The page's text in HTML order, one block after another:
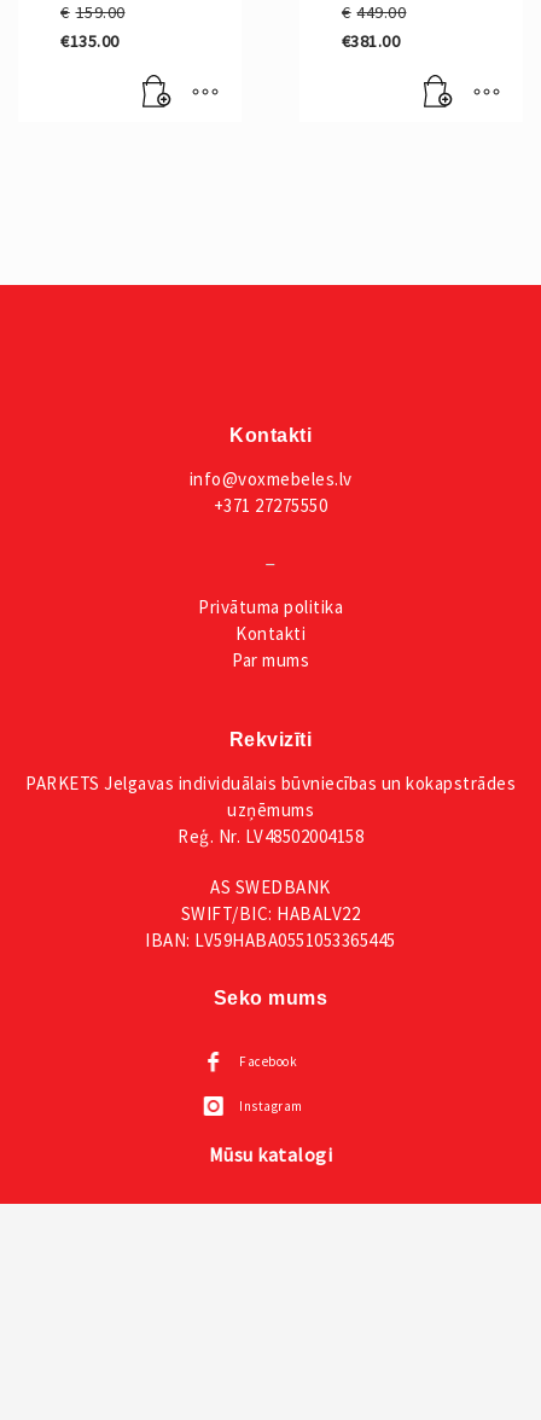
€ 159.00
€159.00.
€135.00
€ 449.00
€449.00.
€381.00
Kontakti
info@voxmebeles.lv
+371 27275550
Privātuma politika
Kontakti
Par mums
Rekvizīti
PARKETS Jelgavas individuālais būvniecības un kokapstrādes
uzņēmums
Reģ. Nr. LV48502004158
AS SWEDBANK
SWIFT/BIC: HABALV22
IBAN: LV59HABA0551053365445
Seko mums
Facebook
Instagram
Mūsu katalogi